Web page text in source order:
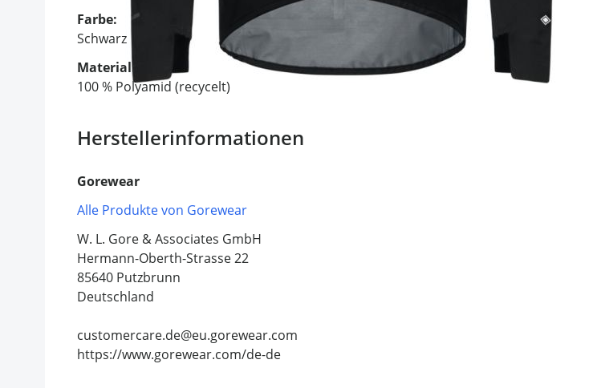
Farbe:
Schwarz
Material:
100 % Polyamid (recycelt)
Herstellerinformationen
Gorewear
Alle Produkte von Gorewear
W. L. Gore & Associates GmbH
Hermann-Oberth-Strasse 22
85640 Putzbrunn
Deutschland
customercare.de@eu.gorewear.com
https://www.gorewear.com/de-de